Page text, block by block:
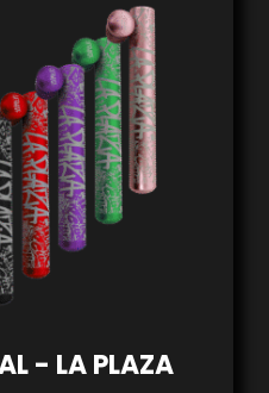
- LA PLAZA